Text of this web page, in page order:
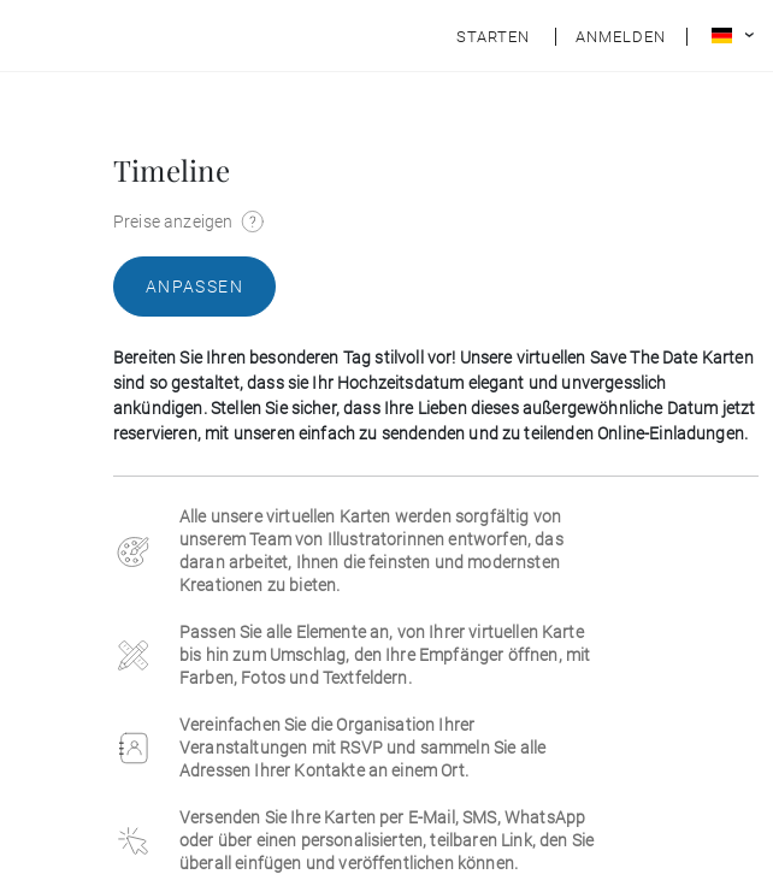
STARTEN ANMELDEN
Timeline
Preise anzeigen
ANPASSEN
Bereiten Sie Ihren besonderen Tag stilvoll vor! Unsere virtuellen Save The Date Karten
sind so gestaltet, dass sie Ihr Hochzeitsdatum elegant und unvergesslich
ankündigen. Stellen Sie sicher, dass Ihre Lieben dieses außergewöhnliche Datum jetzt
reservieren, mit unseren einfach zu sendenden und zu teilenden Online-Einladungen.
Alle unsere virtuellen Karten werden sorgfältig von
unserem Team von Illustratorinnen entworfen, das
daran arbeitet, Ihnen die feinsten und modernsten
Kreationen zu bieten.
Passen Sie alle Elemente an, von Ihrer virtuellen Karte
bis hin zum Umschlag, den Ihre Empfänger öffnen, mit
Farben, Fotos und Textfeldern.
Vereinfachen Sie die Organisation Ihrer
Veranstaltungen mit RSVP und sammeln Sie alle
Adressen Ihrer Kontakte an einem Ort.
Versenden Sie Ihre Karten per E-Mail, SMS, WhatsApp
oder über einen personalisierten, teilbaren Link, den Sie
überall einfügen und veröffentlichen können.